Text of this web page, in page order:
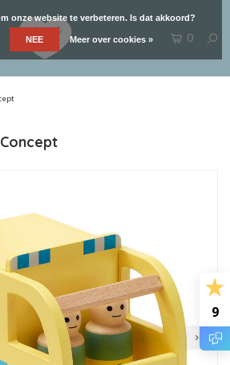
9
0
onze website te verbeteren. Is dat akkoord?
NEE Meer over cookies »